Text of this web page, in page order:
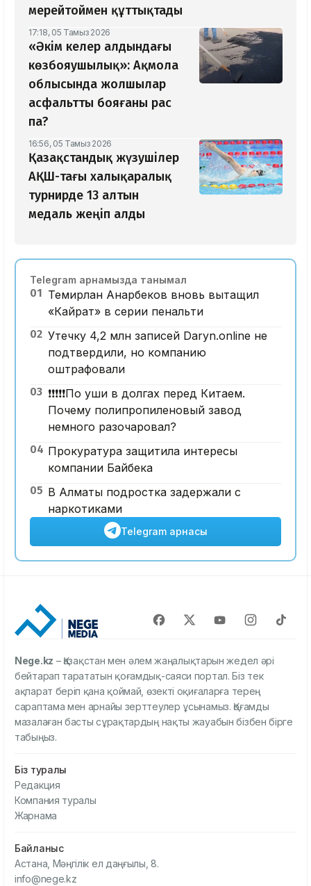
мерейтоймен құттықтады
17:18, 05 Тамыз 2026
«Әкім келер алдындағы
көзбояушылық»: Ақмола
облысында жолшылар
асфальтты бояғаны рас
па?
16:56, 05 Тамыз 2026
Қазақстандық жүзушілер
АҚШ-тағы халықаралық
турнирде 13 алтын
медаль жеңіп алды
Telegram арнамызда танымал
01 Темирлан Анарбеков вновь вытащил
«Кайрат» в серии пенальти
02 Утечку 4,2 млн записей Daryn.online не
подтвердили, но компанию
оштрафовали
03 ❗️❗️❗️❗️❗️По уши в долгах перед Китаем.
Почему полипропиленовый завод
немного разочаровал?
04 Прокуратура защитила интересы
компании Байбека
05 В Алматы подростка задержали с
наркотиками
Telegram арнасы
Nege.kz – Қазақстан мен әлем жаңалықтарын жедел әрі
бейтарап тарататын қоғамдық-саяси портал. Біз тек
ақпарат беріп қана қоймай, өзекті оқиғаларға терең
сараптама мен арнайы зерттеулер ұсынамыз. Қоғамды
мазалаған басты сұрақтардың нақты жауабын бізбен бірге
табыңыз.
Біз туралы
Редакция
Компания туралы
Жарнама
Байланыс
Астана, Мәңгілік ел даңғылы, 8.
info@nege.kz